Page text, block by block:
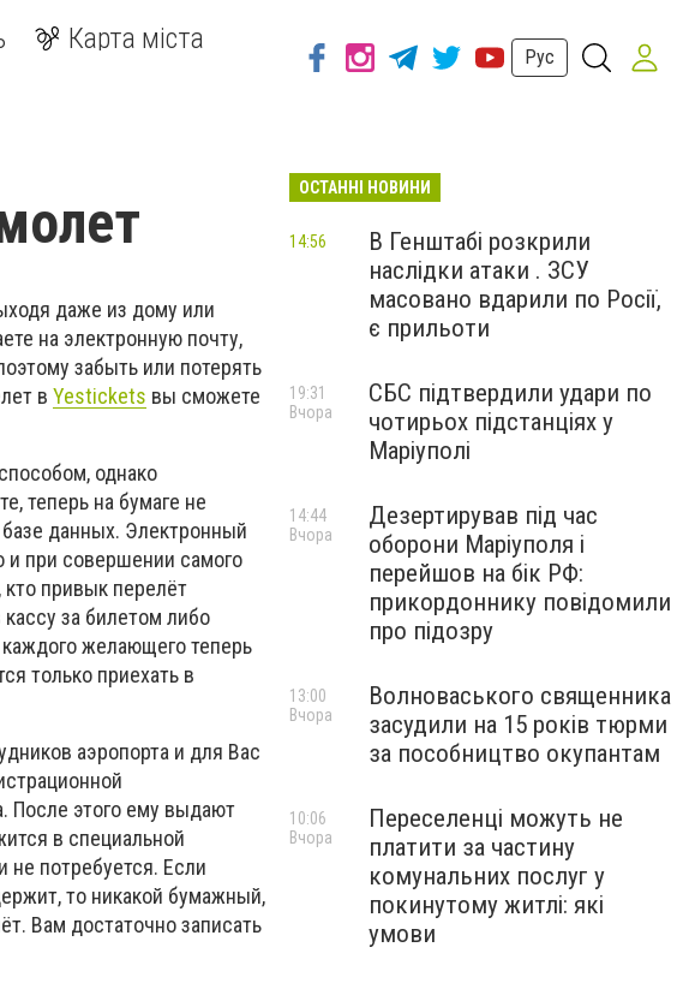
Карта міста
Рус
даже из дому или
на электронную почту,
забыть или потерять
в Yestickets вы сможете
однако
теперь на бумаге не
данных. Электронный
и при совершении самого
кто привык перелёт
за билетом либо
желающего теперь
только приехать в
аэропорта и для Вас
После этого ему выдают
в специальной
не потребуется. Если
то никакой бумажный,
Вам достаточно записать
ОСТАННІ НОВИНИ
В Генштабі розкрили
наслідки атаки . ЗСУ
масовано вдарили по Росії,
є прильоти
14:56
СБС підтвердили удари по
чотирьох підстанціях у
Маріуполі
19:31
Вчора
Дезертирував під час
оборони Маріуполя і
перейшов на бік РФ:
прикордоннику повідомили
про підозру
14:44
Вчора
Волноваського священника
засудили на 15 років тюрми
за пособництво окупантам
13:00
Вчора
Переселенці можуть не
платити за частину
комунальних послуг у
покинутому житлі: які
умови
10:06
Вчора